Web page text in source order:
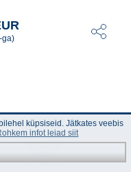
ga)
küpsiseid. Jätkates veebis
infot leiad siit